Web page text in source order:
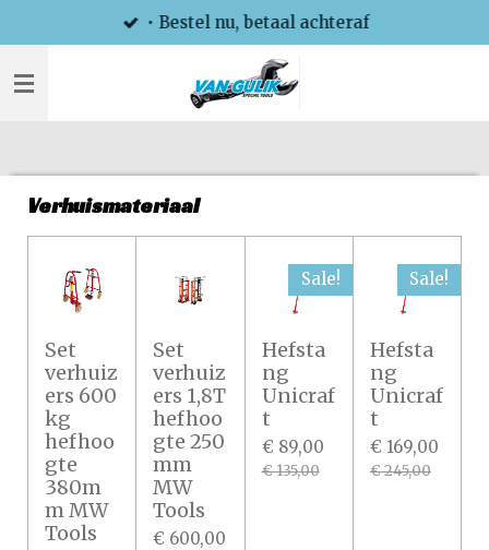
direct
naar
• Bestel nu, betaal achteraf
Verhuismateriaal
Set
verhuiz
ers 600
kg
hefhoo
gte
380m
m MW
Tools
Set
verhuiz
ers 1,8T
hefhoo
gte 250
mm
MW
Tools
€ 600,00
Sale!
Hefsta
ng
Unicraf
t
€ 89,00
€ 135,00
Sale!
Hefsta
ng
Unicraf
t
€ 169,00
€ 245,00